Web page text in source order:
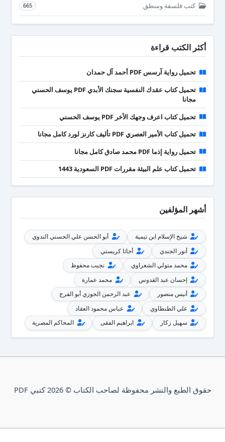
كتب فلسفة ومنطق 665
أكثر الكتب قراءة
تحميل رواية آرسس PDF أحمد آل حمدان
تحميل كتاب عقدك النفسية سجنك الأبدي PDF يوسف الحسني
مجانا
تحميل كتاب اعرف وجهك الأخر PDF يوسف الحسني
تحميل كتاب الأمير العصري PDF تأليف كارنز لورد كامل مجانا
تحميل رواية إذما PDF محمد صادق كامل مجانا
تحميل كتاب علم البيئة مقررات PDF السعودية 1443
أشهر المؤلفين
شيخ الإسلام ابن تيمية
أبو الحسن علي الحسني الندوي
أنور الجندي
أجاثا كريستي
محمد متولي الشعراوي
نجيب محفوظ
إحسان عبد القدوس
محمد عمارة
أنيس منصور
عبد الرحمن الجوزي أبو الفرج
علي الطنطاوي
عباس محمود العقاد
سهيل زكار
ابراهيم الفقى المحاكم المصرية
حقوق الطبع والنشر محفوظة لصاحب الكتاب © 2026 كتبي PDF